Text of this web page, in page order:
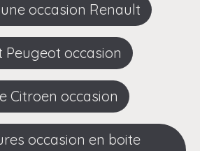
une occasion Renault
Peugeot occasion
Citroen occasion